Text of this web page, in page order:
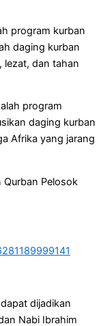
program kurban
daging kurban
lezat, dan tahan
program
daging kurban
Afrika yang jarang
Pelosok
dijadikan
Nabi Ibrahim